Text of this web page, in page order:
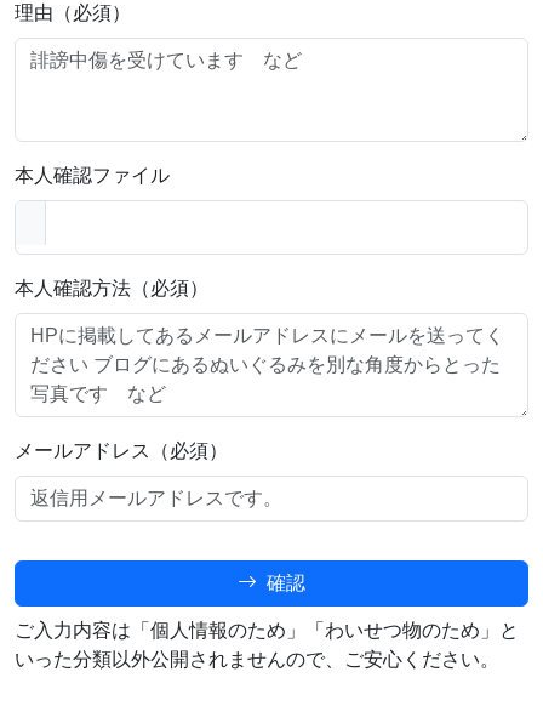
理由（必須）
本人確認ファイル
本人確認方法（必須）
メールアドレス（必須）
確認
ご入力内容は「個人情報のため」「わいせつ物のため」と
いった分類以外公開されませんので、ご安心ください。